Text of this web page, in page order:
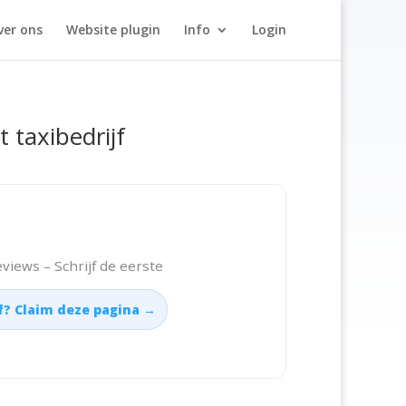
ons Website plugin Info Login
taxibedrijf
– Schrijf de eerste
Claim deze pagina →